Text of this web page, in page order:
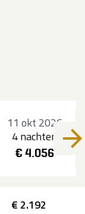
11 okt 2026
4 nachten
€ 4.056
€ 2.192